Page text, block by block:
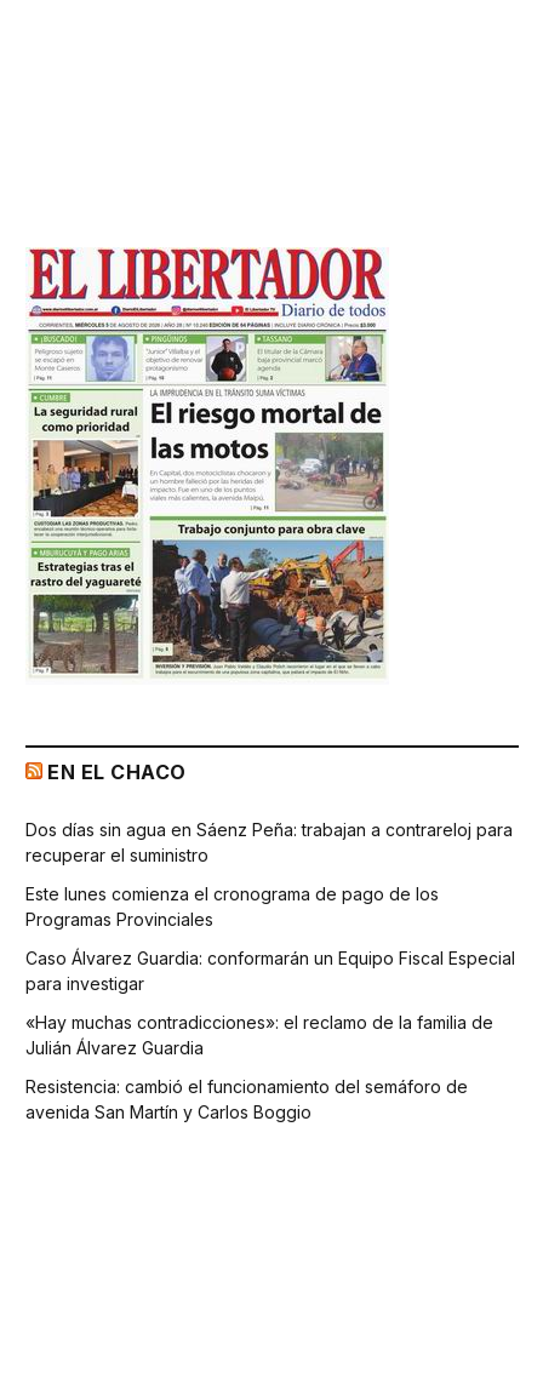
EN EL CHACO
Dos días sin agua en Sáenz Peña: trabajan a contrareloj para
recuperar el suministro
Este lunes comienza el cronograma de pago de los
Programas Provinciales
Caso Álvarez Guardia: conformarán un Equipo Fiscal Especial
para investigar
«Hay muchas contradicciones»: el reclamo de la familia de
Julián Álvarez Guardia
Resistencia: cambió el funcionamiento del semáforo de
avenida San Martín y Carlos Boggio